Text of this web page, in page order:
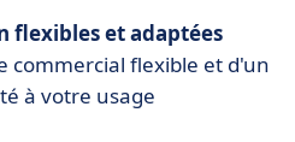
flexibles et adaptées
commercial flexible et d'un
à votre usage